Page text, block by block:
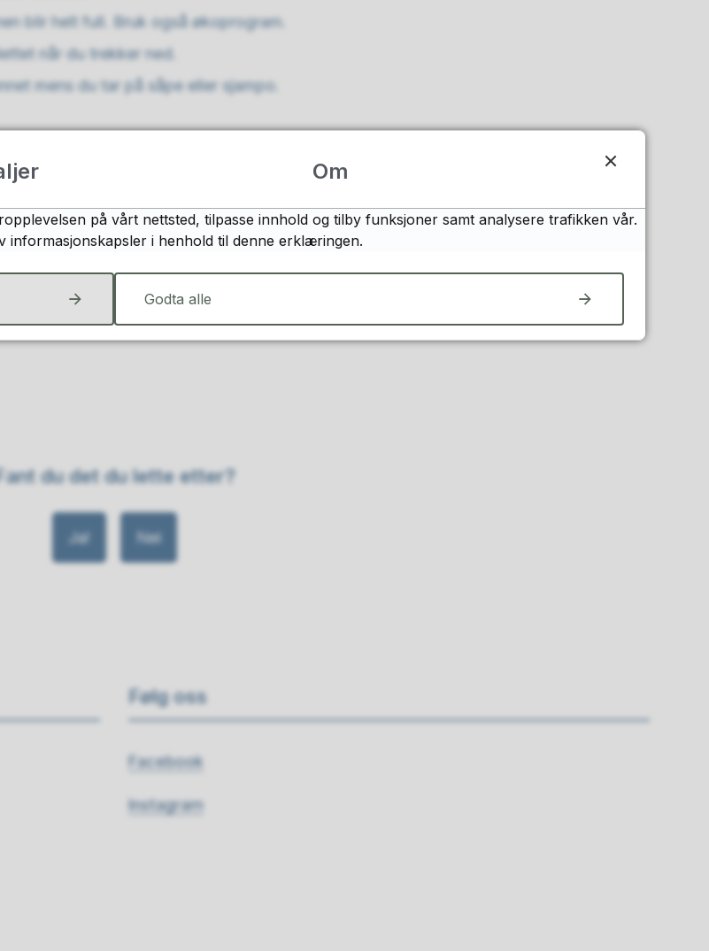
blir helt full. Bruk også økoprogram.
når du trekker ned.
mens du tar på såpe eller sjampo.
vann
strømregning.
strøm og energi.
du det du lette etter?
Ja Nei
Følg oss
Facebook
Instagram
Om
på vårt nettsted, tilpasse innhold og tilby funksjoner samt analysere trafikken vår.
i henhold til denne erklæringen.
Godta alle